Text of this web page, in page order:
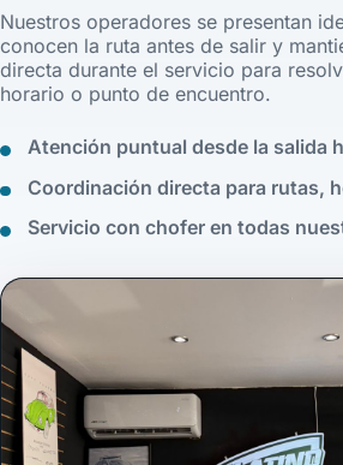
Nuestros operadores se presentan
conocen la ruta antes de salir y
directa durante el servicio para
horario o punto de encuentro.
Atención puntual desde la salida
Coordinación directa para rutas,
Servicio con chofer en todas